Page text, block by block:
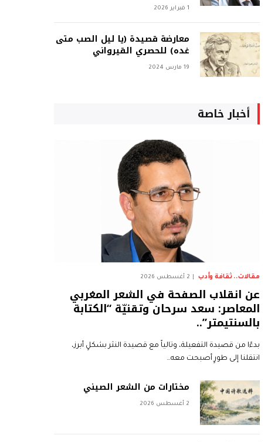
1 فبراير 2026
معارضة قصيدة (يا ليل الصب متى
غده) للحصري القيرواني
19 مارس 2024
أخبار خاصة
مقالات.. ثقافة وأدب 2 أغسطس 2026
عن انقلاب الصفحة في الشعر المغربي
المعاصر: سعد سرحان وتقنيّة “الكتابة
بالسنتيمتر”..
بدءًا من قصيدة التفعيلة، وتالياً مع قصيدة النثر بشكلٍ أبرز،
انتقلنا إلى طورٍ أصبحت معه…
مختارات من الشعر الصيني
2 أغسطس 2026